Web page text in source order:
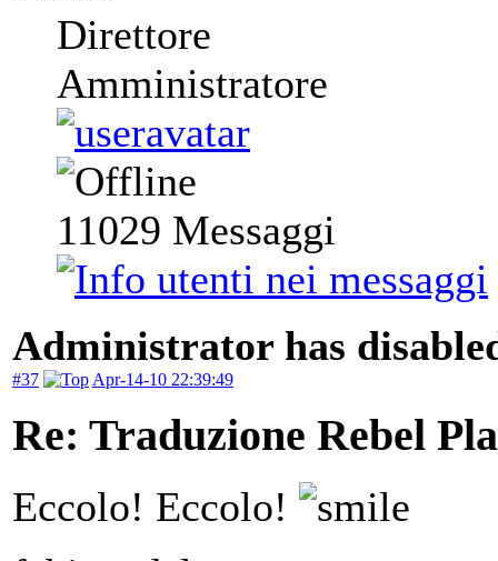
Direttore
Amministratore
11029 Messaggi
Administrator has
#37 Apr-14-10 22:39:49
Re: Traduzione Rebel
Eccolo! Eccolo!